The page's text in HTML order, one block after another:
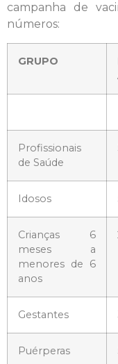
campanha de
números:
GRUPO
Profissionais
de Saúde
Idosos
Crianças 6
meses a
menores de 6
anos
Gestantes
Puérperas